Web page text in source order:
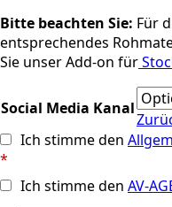
Bitte beachten Sie: Für
entsprechendes
Sie unser Add-on für
Social Media Kanal
Ich stimme den
*
Ich stimme den AV-